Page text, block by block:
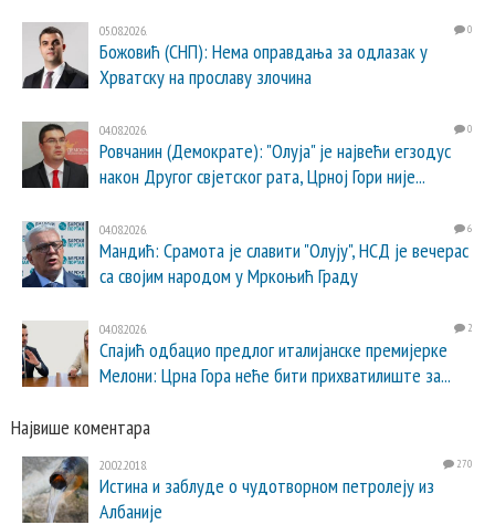
05.08.2026. 0
Божовић (СНП): Нема оправдања за одлазак у
Хрватску на прославу злочина
04.08.2026. 0
Ровчанин (Демократе): "Олуја" је највећи егзодус
након Другог свјетског рата, Црној Гори није...
04.08.2026. 6
Мандић: Срамота је славити "Олују", НСД је вечерас
са својим народом у Мркоњић Граду
04.08.2026. 2
Спајић одбацио предлог италијанске премијерке
Мелони: Црна Гора неће бити прихватилиште за...
Највише коментара
20.02.2018. 270
Истина и заблуде о чудотворном петролеју из
Албаније